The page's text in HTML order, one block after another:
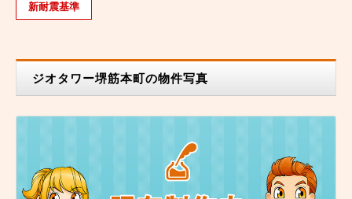
新耐震基準
ジオタワー堺筋本町の物件写真